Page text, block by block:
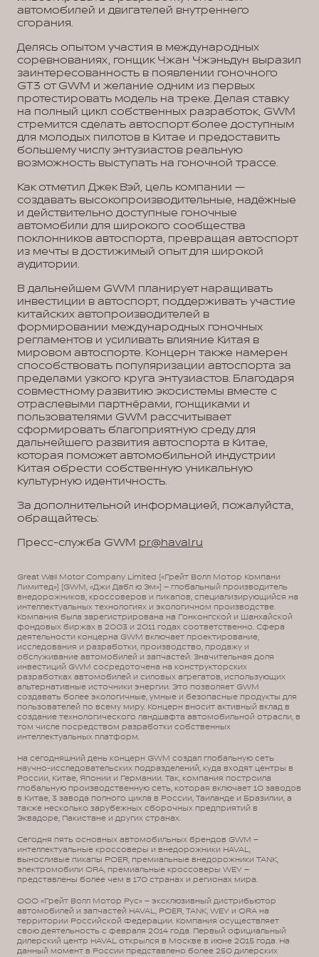
автомобилей и двигателей внутреннего
сгорания.
Делясь опытом участия в международных
соревнованиях, гонщик Чжан Чжэньдун выразил
заинтересованность в появлении гоночного
GT3 от GWM и желание одним из первых
протестировать модель на треке. Делая ставку
на полный цикл собственных разработок, GWM
стремится сделать автоспорт более доступным
для молодых пилотов в Китае и предоставить
большему числу энтузиастов реальную
возможность выступать на гоночной трассе.
Как отметил Джек Вэй, цель компании —
создавать высокопроизводительные, надёжные
и действительно доступные гоночные
автомобили для широкого сообщества
поклонников автоспорта, превращая автоспорт
из мечты в достижимый опыт для широкой
аудитории.
В дальнейшем GWM планирует наращивать
инвестиции в автоспорт, поддерживать участие
китайских автопроизводителей в
формировании международных гоночных
регламентов и усиливать влияние Китая в
мировом автоспорте. Концерн также намерен
способствовать популяризации автоспорта за
пределами узкого круга энтузиастов. Благодаря
совместному развитию экосистемы вместе с
отраслевыми партнёрами, гонщиками и
пользователями GWM рассчитывает
сформировать благоприятную среду для
дальнейшего развития автоспорта в Китае,
которая поможет автомобильной индустрии
Китая обрести собственную уникальную
культурную идентичность.
За дополнительной информацией, пожалуйста,
обращайтесь:
Пресс-служба GWM pr@haval.ru
Great Wall Motor Company Limited («Грейт Волл Мотор Компани
Лимитед») (GWM, «Джи Дабл ю Эм») – глобальный производитель
внедорожников, кроссоверов и пикапов, специализирующийся на
интеллектуальных технологиях и экологичном производстве.
Компания была зарегистрирована на Гонконгской и Шанхайской
фондовых биржах в 2003 и 2011 годах соответственно. Сфера
деятельности концерна GWM включает проектирование,
исследования и разработки, производство, продажу и
обслуживание автомобилей и запчастей. Значительная доля
инвестиций GWM сосредоточена на конструкторских
разработках автомобилей и силовых агрегатов, использующих
альтернативные источники энергии. Это позволяет GWM
создавать более экологичные, умные и безопасные продукты для
пользователей по всему миру. Концерн вносит активный вклад в
создание технологического ландшафта автомобильной отрасли, в
том числе посредством разработки собственных
интеллектуальных платформ.
На сегодняшний день концерн GWM создал глобальную сеть
научно-исследовательских подразделений, куда входят центры в
России, Китае, Японии и Германии. Так, компания построила
глобальную производственную сеть, которая включает 10 заводов
в Китае, 3 завода полного цикла в России, Таиланде и Бразилии, а
также несколько зарубежных сборочных предприятий в
Эквадоре, Пакистане и других странах.
Сегодня пять основных автомобильных брендов GWM –
интеллектуальные кроссоверы и внедорожники HAVAL,
выносливые пикапы POER, премиальные внедорожники TANK,
электромобили ORA, премиальные кроссоверы WEY –
представлены более чем в 170 странах и регионах мира.
ООО «Грейт Волл Мотор Рус» – эксклюзивный дистрибьютор
автомобилей и запчастей HAVAL, POER, TANK, WEY и ORA на
территории Российской Федерации. Компания осуществляет
свою деятельность с февраля 2014 года. Первый официальный
дилерский центр HAVAL открылся в Москве в июне 2015 года. На
данный момент в России представлено более 250 дилерских